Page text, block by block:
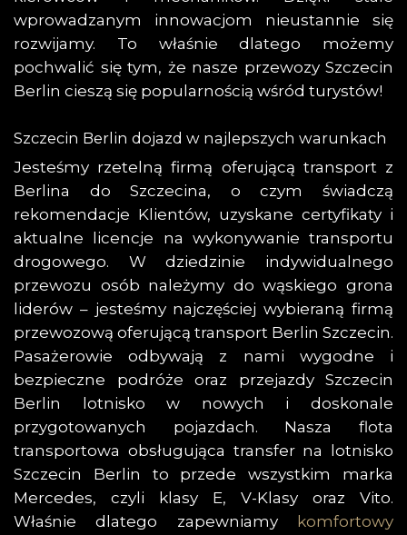
wprowadzanym innowacjom nieustannie się
rozwijamy. To właśnie dlatego możemy
pochwalić się tym, że nasze przewozy Szczecin
Berlin cieszą się popularnością wśród turystów!
Szczecin Berlin dojazd w najlepszych warunkach
Jesteśmy rzetelną firmą oferującą transport z
Berlina do Szczecina, o czym świadczą
rekomendacje Klientów, uzyskane certyfikaty i
aktualne licencje na wykonywanie transportu
drogowego. W dziedzinie indywidualnego
przewozu osób należymy do wąskiego grona
liderów – jesteśmy najczęściej wybieraną firmą
przewozową oferującą transport Berlin Szczecin.
Pasażerowie odbywają z nami wygodne i
bezpieczne podróże oraz przejazdy Szczecin
Berlin lotnisko w nowych i doskonale
przygotowanych pojazdach. Nasza flota
transportowa obsługująca transfer na lotnisko
Szczecin Berlin to przede wszystkim marka
Mercedes, czyli klasy E, V-Klasy oraz Vito.
Właśnie dlatego zapewniamy
komfortowy